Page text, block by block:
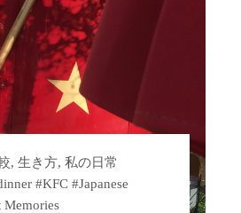
,生き方,私の日常
#KFC #Japanese
Memories